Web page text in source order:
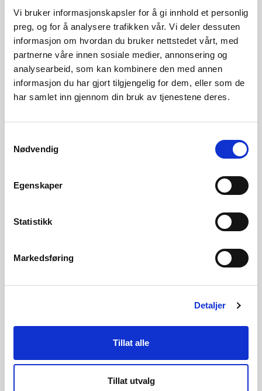
Vi bruker informasjonskapsler for å gi innhold et personlig
preg, og for å analysere trafikken vår. Vi deler dessuten
informasjon om hvordan du bruker nettstedet vårt, med
partnerne våre innen sosiale medier, annonsering og
analysearbeid, som kan kombinere den med annen
informasjon du har gjort tilgjengelig for dem, eller som de
har samlet inn gjennom din bruk av tjenestene deres.
Nødvendig
Egenskaper
Statistikk
Markedsføring
Detaljer
Tillat alle
Tillat utvalg
å bygge to kraftledninger på 420 kV, fra næringsområdet til
de to transformatorstasjonene Kristiansand og
Stemmen. Disse ledningene vil være henholdsvis 300
meter og 1,4 kilometer lange.
NVE har behandlet søknadene fra Statnett, Glitre Nett og
N01 Utilities samtidig, ettersom de er tett knyttet opp
mot hverandre. Anleggene skal hovedsakelig plasseres
innenfor en områderegulering for Støleheia i Vennesla,
Torgrim Skogheim